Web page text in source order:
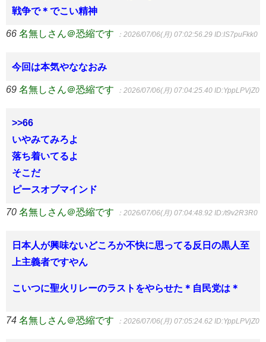
戦争で＊でこい精神
66 名無しさん＠恐縮です ：2026/07/06(月) 07:02:56.29 ID:IS7puFkk0
今回は本気やななおみ
69 名無しさん＠恐縮です ：2026/07/06(月) 07:04:25.40 ID:YppLPVjZ0
>>66
いやみてみろよ
落ち着いてるよ
そこだ
ピースオブマインド
70 名無しさん＠恐縮です ：2026/07/06(月) 07:04:48.92 ID:/t9v2R3R0
日本人が興味ないどころか不快に思ってる反日の黒人至
上主義者ですやん
こいつに聖火リレーのラストをやらせた＊自民党は＊
74 名無しさん＠恐縮です ：2026/07/06(月) 07:05:24.62 ID:YppLPVjZ0